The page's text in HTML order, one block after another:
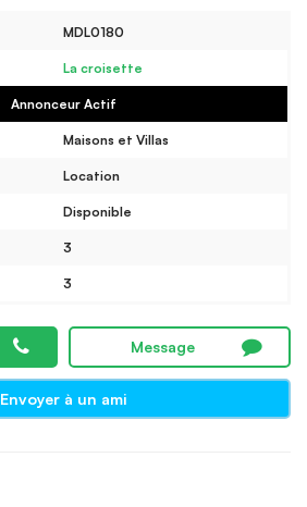
MDL0180
La croisette
Annonceur Actif
Maisons et Villas
Location
Disponible
3
3
Message
Envoyer à un ami